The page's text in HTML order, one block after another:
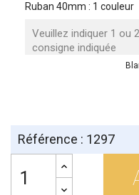
Ruban 40mm : 1 couleur
Référence : 1297